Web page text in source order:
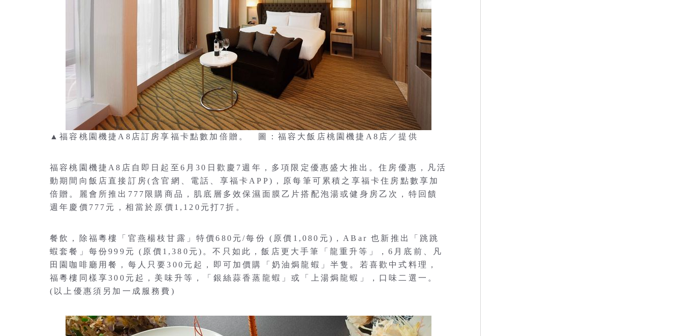
▲福容桃園機捷A8店訂房享福卡點數加倍贈。 圖：福容大飯店桃園機捷A8店／提供
福容桃園機捷A8店自即日起至6月30日歡慶7週年，多項限定優惠盛大推出。住房優惠，凡活
動期間向飯店直接訂房(含官網、電話、享福卡APP)，原每筆可累積之享福卡住房點數享加
倍贈。麗會所推出777限購商品，肌底層多效保濕面膜乙片搭配泡湯或健身房乙次，特回饋
週年慶價777元，相當於原價1,120元打7折。
餐飲，除福粵樓「官燕楊枝甘露」特價680元/每份 (原價1,080元)，ABar 也新推出「跳跳
蝦套餐」每份999元 (原價1,380元)。不只如此，飯店更大手筆「龍重升等」，6月底前、凡
田園咖啡廳用餐，每人只要300元起，即可加價購「奶油焗龍蝦」半隻。若喜歡中式料理，
福粵樓同樣享300元起，美味升等，「銀絲蒜香蒸龍蝦」或「上湯焗龍蝦」，口味二選一。
(以上優惠須另加一成服務費)